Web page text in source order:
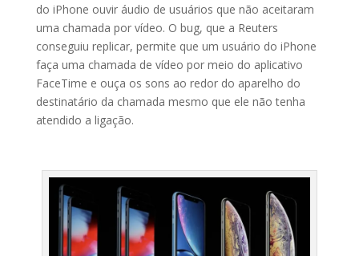
do iPhone ouvir áudio de usuários que não aceitaram
uma chamada por vídeo. O bug, que a Reuters
conseguiu replicar, permite que um usuário do iPhone
faça uma chamada de vídeo por meio do aplicativo
FaceTime e ouça os sons ao redor do aparelho do
destinatário da chamada mesmo que ele não tenha
atendido a ligação.